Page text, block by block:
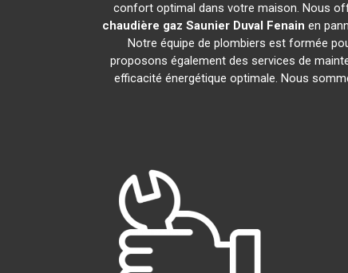
confort optimal dans votre maison. Nous
chaudière gaz Saunier Duval Fenain en
Notre équipe de plombiers est formée
proposons également des services de
efficacité énergétique optimale. Nous